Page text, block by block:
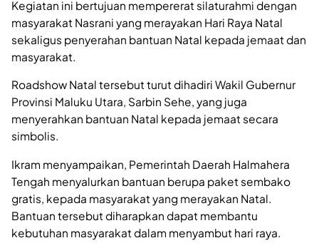
Kegiatan ini bertujuan mempererat silaturahmi dengan
masyarakat Nasrani yang merayakan Hari Raya Natal
sekaligus penyerahan bantuan Natal kepada jemaat dan
masyarakat.
Roadshow Natal tersebut turut dihadiri Wakil Gubernur
Provinsi Maluku Utara, Sarbin Sehe, yang juga
menyerahkan bantuan Natal kepada jemaat secara
simbolis.
Ikram menyampaikan, Pemerintah Daerah Halmahera
Tengah menyalurkan bantuan berupa paket sembako
gratis, kepada masyarakat yang merayakan Natal.
Bantuan tersebut diharapkan dapat membantu
kebutuhan masyarakat dalam menyambut hari raya.